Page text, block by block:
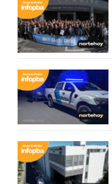
CÓMO
FUNCIONA:
CREAR
ONLINE
CON
PEDIDOS
POR
WHATSAPP
TIENDA